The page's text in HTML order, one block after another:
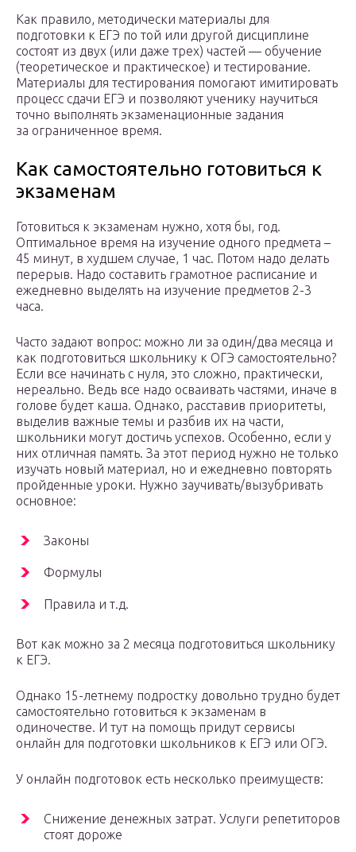
Как правило, методически материалы для
подготовки к ЕГЭ по той или другой дисциплине
состоят из двух (или даже трех) частей — обучение
(теоретическое и практическое) и тестирование.
Материалы для тестирования помогают имитировать
процесс сдачи ЕГЭ и позволяют ученику научиться
точно выполнять экзаменационные задания
за ограниченное время.
Как самостоятельно готовиться к
экзаменам
Готовиться к экзаменам нужно, хотя бы, год.
Оптимальное время на изучение одного предмета –
45 минут, в худшем случае, 1 час. Потом надо делать
перерыв. Надо составить грамотное расписание и
ежедневно выделять на изучение предметов 2-3
часа.
Часто задают вопрос: можно ли за один/два месяца и
как подготовиться школьнику к ОГЭ самостоятельно?
Если все начинать с нуля, это сложно, практически,
нереально. Ведь все надо осваивать частями, иначе в
голове будет каша. Однако, расставив приоритеты,
выделив важные темы и разбив их на части,
школьники могут достичь успехов. Особенно, если у
них отличная память. За этот период нужно не только
изучать новый материал, но и ежедневно повторять
пройденные уроки. Нужно заучивать/вызубривать
основное:
Законы
Формулы
Правила и т.д.
Вот как можно за 2 месяца подготовиться школьнику
к ЕГЭ.
Однако 15-летнему подростку довольно трудно будет
самостоятельно готовиться к экзаменам в
одиночестве. И тут на помощь придут сервисы
онлайн для подготовки школьников к ЕГЭ или ОГЭ.
У онлайн подготовок есть несколько преимуществ:
Снижение денежных затрат. Услуги репетиторов
стоят дороже